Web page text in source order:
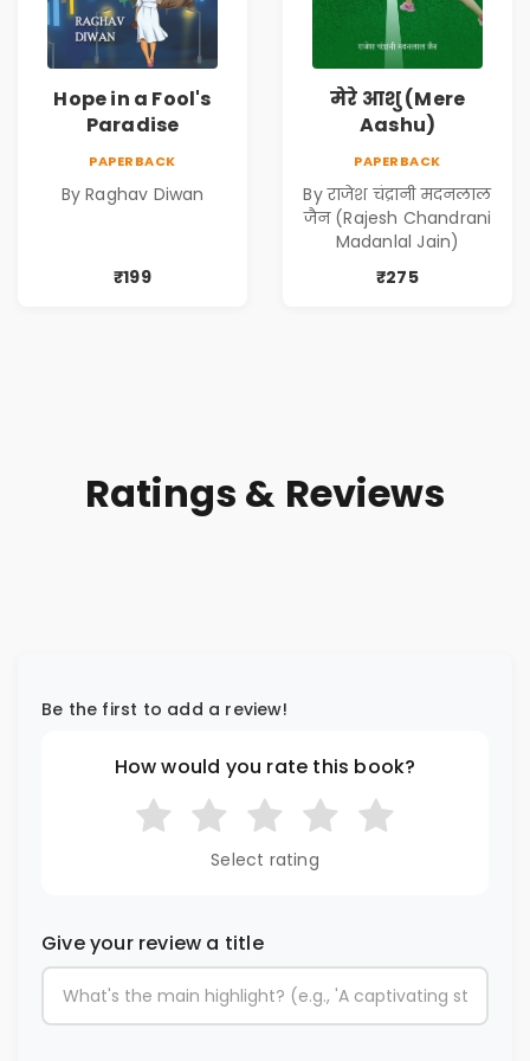
Hope in a Fool's
Paradise
PAPERBACK
By Raghav Diwan
₹199
मेरे आशु (Mere
Aashu)
PAPERBACK
By राजेश चंद्रानी मदनलाल
जैन (Rajesh Chandrani
Madanlal Jain)
₹275
Ratings & Reviews
Be the first to add a review!
How would you rate this book?
Select rating
Give your review a title